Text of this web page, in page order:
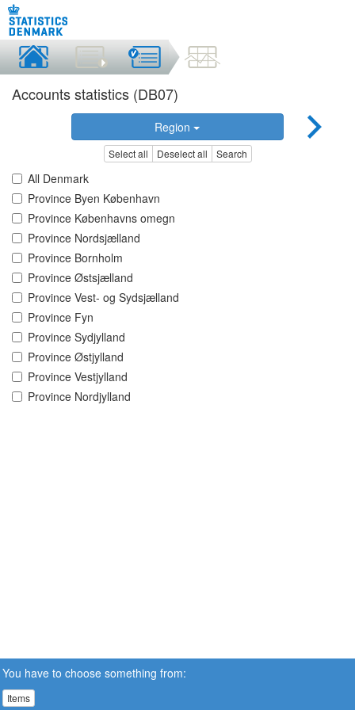
Accounts statistics (DB07)
Region
Select all Deselect all Search
All Denmark
Province Byen København
Province Københavns omegn
Province Nordsjælland
Province Bornholm
Province Østsjælland
Province Vest- og Sydsjælland
Province Fyn
Province Sydjylland
Province Østjylland
Province Vestjylland
Province Nordjylland
You have to choose something from:
Items